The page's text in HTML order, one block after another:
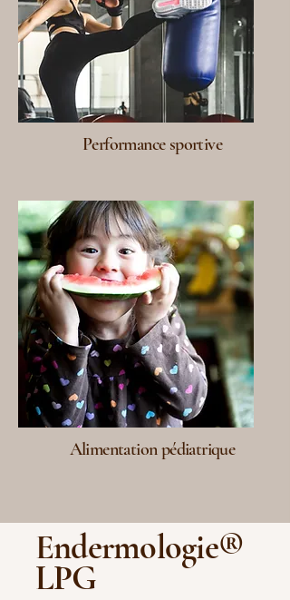
Performance sportive
Alimentation pédiatrique
Endermologie®
LPG